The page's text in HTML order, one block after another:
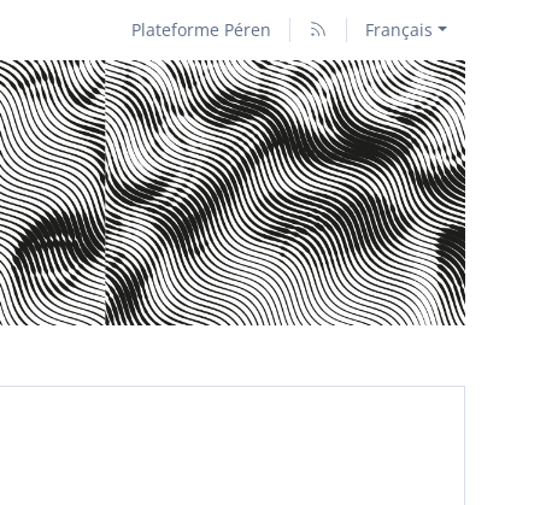
Plateforme Péren Français